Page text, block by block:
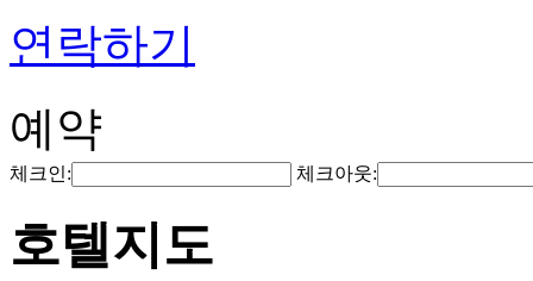
연락하기
예약
체크인: 체크아웃:
호텔지도